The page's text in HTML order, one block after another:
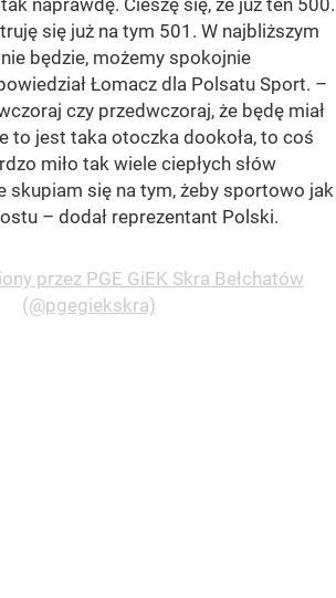
naprawdę. Cieszę się, że już ten 500.
się już na tym 501. W najbliższym
będzie, możemy spokojnie
Łomacz dla Polsatu Sport. –
czy przedwczoraj, że będę miał
to jest taka otoczka dookoła, to coś
miło tak wiele ciepłych słów
skupiam się na tym, żeby sportowo jak
– dodał reprezentant Polski.
przez PGE GiEK Skra Bełchatów
(@pgegiekskra)